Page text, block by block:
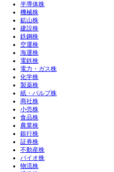
半導体株
機械株
鉱山株
建設株
鉄鋼株
空運株
海運株
電鉄株
電力・ガス株
化学株
製薬株
紙・パルプ株
商社株
小売株
食品株
農業株
銀行株
証券株
不動産株
バイオ株
物流株